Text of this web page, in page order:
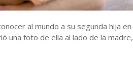
al mundo a su segunda hija en
una foto de ella al lado de la madre,